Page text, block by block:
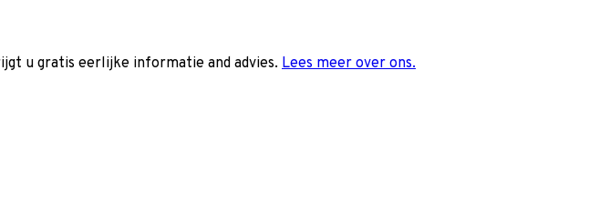
u gratis eerlijke informatie and advies. Lees meer over ons.